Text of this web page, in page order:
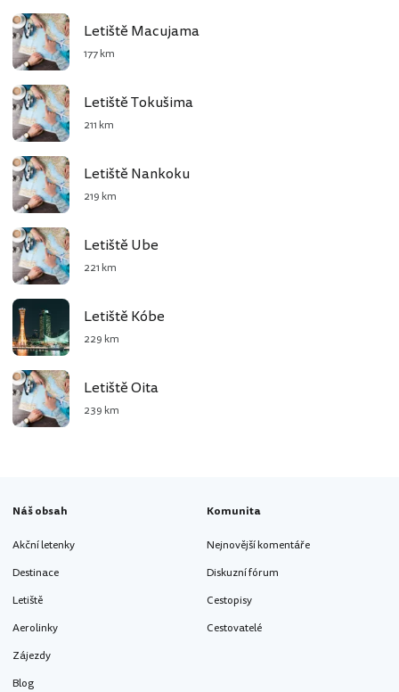
Letiště Macujama
177 km
Letiště Tokušima
211 km
Letiště Nankoku
219 km
Letiště Ube
221 km
Letiště Kóbe
229 km
Letiště Oita
239 km
Náš obsah
Akční letenky
Destinace
Letiště
Aerolinky
Zájezdy
Blog
Komunita
Nejnovější komentáře
Diskuzní fórum
Cestopisy
Cestovatelé